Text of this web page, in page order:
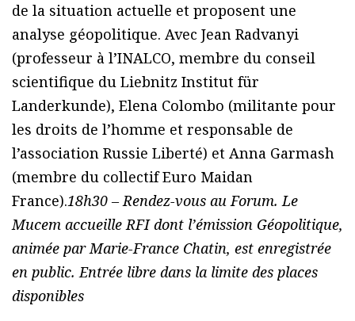
de la situation actuelle et proposent une
analyse géopolitique. Avec Jean Radvanyi
(professeur à l’INALCO, membre du conseil
scientifique du Liebnitz Institut für
Landerkunde), Elena Colombo (militante pour
les droits de l’homme et responsable de
l’association Russie Liberté) et Anna Garmash
(membre du collectif Euro Maidan
France).18h30 – Rendez-vous au Forum. Le
Mucem accueille RFI dont l’émission Géopolitique,
animée par Marie-France Chatin, est enregistrée
en public. Entrée libre dans la limite des places
disponibles